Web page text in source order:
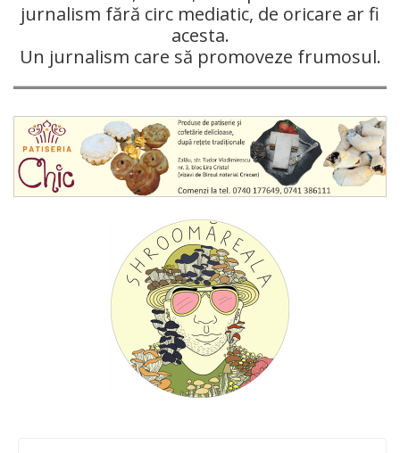
jurnalism fără circ mediatic, de oricare ar fi
acesta.
Un jurnalism care să promoveze frumosul.